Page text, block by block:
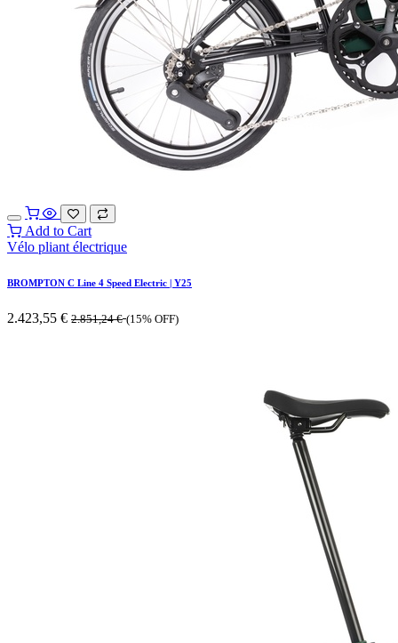
Add to Cart
Vélo pliant électrique
BROMPTON C Line 4 Speed Electric | Y25
2.423,55 € 2.851,24€ (15% OFF)